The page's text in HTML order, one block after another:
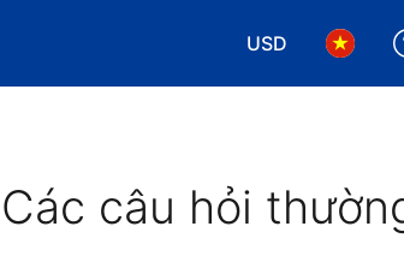
USD
Chọn loại tiền
Chọn
Các câu hỏi